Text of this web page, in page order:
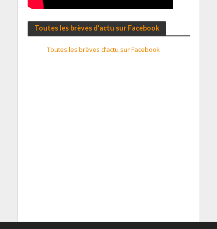
Toutes les brèves d’actu sur Facebook
Toutes les brèves d’actu sur Facebook